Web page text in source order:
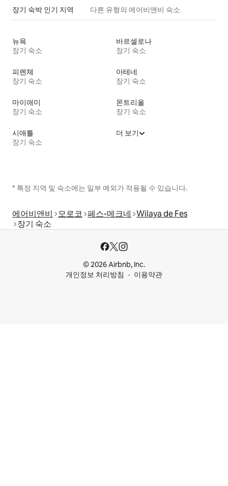
장기 숙박 인기 지역 다른 유형의 에어비앤비 숙소
뉴욕
장기 숙소
바르셀로나
장기 숙소
피렌체
장기 숙소
아테네
장기 숙소
마이애미
장기 숙소
몬트리올
장기 숙소
시애틀
장기 숙소
더 보기
* 특정 지역 및 숙소에는 일부 예외가 적용될 수 있습니다.
에어비앤비 모로코 페스-메크네 Wilaya de Fes
장기 숙소
© 2026 Airbnb, Inc.
개인정보 처리방침
이용약관